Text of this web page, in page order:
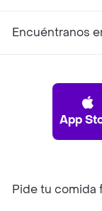
Encuéntranos
App
Pide tu comida